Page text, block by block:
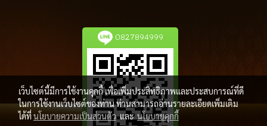
0827894999
เว็บไซต์นี้มีการใช้งานคุกกี้ เพื่อเพิ่มประสิทธิภาพและประสบการณ์ที่ดี
ในการใช้งานเว็บไซต์ของท่าน ท่านสามารถอ่านรายละเอียดเพิ่มเติม
ได้ที่นโยบายความเป็นส่วนตัวและ นโยบายคุกกี้